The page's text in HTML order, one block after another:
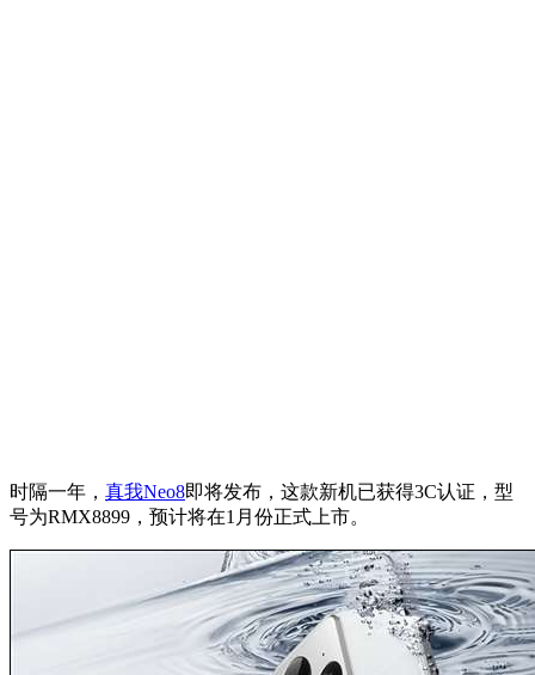
时隔一年， 真我Neo8即将发布，这款新机已获得3C认证，型
号为RMX8899，预计将在1月份正式上市。